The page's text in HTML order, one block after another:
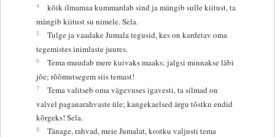
4
kõik ilmamaa kummardab sind ja mängib sulle kiitust, ta
mängib kiitust su nimele. Sela.
5
Tulge ja vaadake Jumala tegusid, kes on kardetav oma
tegemistes inimlaste juures.
6
Tema muudab mere kuivaks maaks; jalgsi minnakse läbi
jõe; rõõmutsegem siis temast!
7
Tema valitseb oma vägevuses igavesti, ta silmad on
valvel paganarahvaste üle; kangekaelsed ärgu tõstku endid
kõrgeks! Sela.
8
Tänage, rahvad, meie Jumalat, kostku valjusti tema